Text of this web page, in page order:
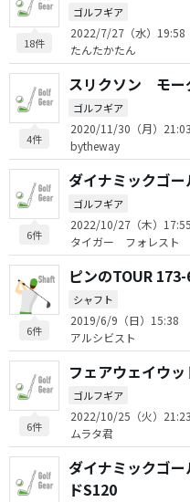
18件
ゴルフギア
2022/7/27（水）19:58
たんたかたん
4件
スリクソン モー
ゴルフギア
2020/11/30（月）21:03
bytheway
6件
ダイナミックゴー
ゴルフギア
2022/10/27（木）17:55
タイガー フォレスト
6件
ピンのTOUR
シャフト
2019/6/9（日）15:38
アルシビスト
6件
フェアウェイウ
ゴルフギア
2022/10/25（火）21:23
ムラタ君
ダイナミックゴ
ドS120